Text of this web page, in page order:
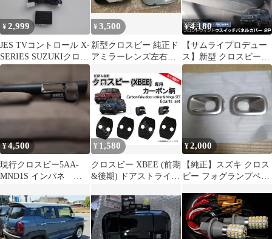
¥2,999
JES TVコントロール X-
SERIES SUZUKIクロス
ビー
¥3,500
新型クロスビー 純正ド
アミラーレンズ左右
¥4,180
【サムライプロデュー
ス】新型 クロスビー
MND1S 専用 フロント
ウィンドウスイッチカ
ラック 傷予防 汚れ防止
¥4,500
現行クロスビー5AA-
MND1S インパネ 内
黒
¥ 1,580
クロスビー XBEE (前期
&後期) ドアストライカ
ボン柄 or ノーマル) ド
アカバー 錆 汚れ防止&
ドレスアップ 内装パー
ツ アクセサリー スズキ
¥2,000
【純正】スズキ クロス
ビー フォグランプベゼ